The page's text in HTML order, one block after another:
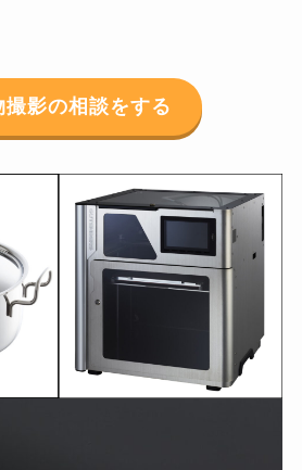
撮影の相談をする